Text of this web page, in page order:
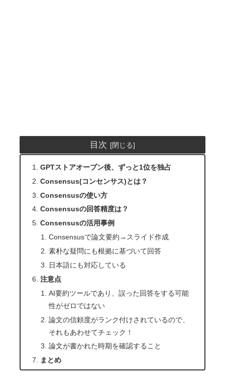
目次
GPTストアオープン後、ずっと1位を独占
Consensus(コンセンサス)とは？
Consensusの使い方
Consensusの回答精度は？
Consensusの活用事例
Consensusで論文要約→スライド作成
素朴な疑問にも根拠に基づいて回答
日本語にも対応している
注意点
AI要約ツールであり、誤った回答をする可能
性がゼロではない
論文の信頼度がランク付けされているので、
それもあわせてチェック！
論文が書かれた時期を確認すること
まとめ